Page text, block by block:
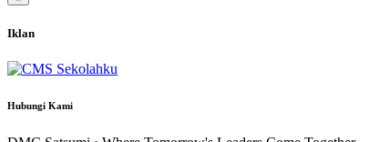
Iklan
Hubungi Kami